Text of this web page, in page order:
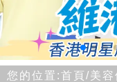
您的位置:首頁/美